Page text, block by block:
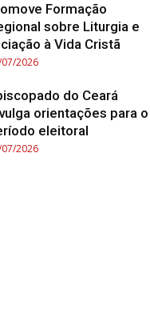
Formação
sobre Liturgia e
à Vida Cristã
2026
do Ceará
orientações para o
eleitoral
2026